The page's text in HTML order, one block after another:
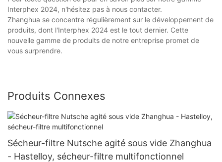
Interphex 2024, n'hésitez pas à nous contacter.
Zhanghua se concentre régulièrement sur le développement de
produits, dont l'Interphex 2024 est le tout dernier. Cette
nouvelle gamme de produits de notre entreprise promet de
vous surprendre.
Produits Connexes
Sécheur-filtre Nutsche agité sous vide Zhanghua
- Hastelloy, sécheur-filtre multifonctionnel